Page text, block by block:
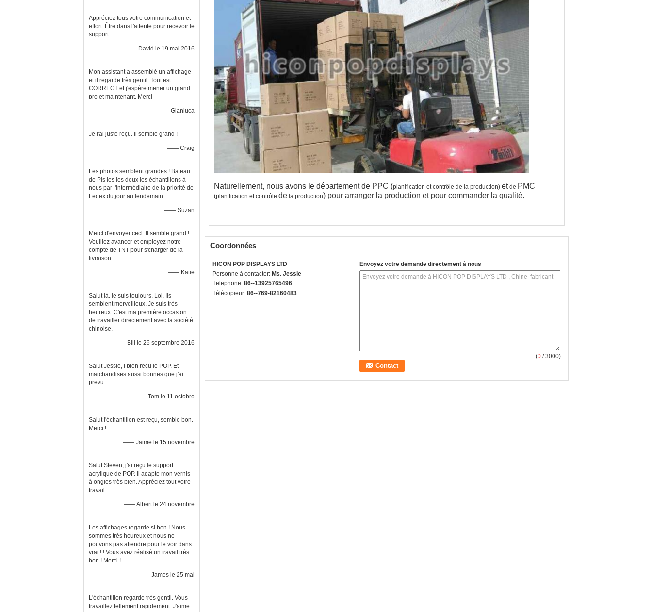
Appréciez tous votre communication et
effort. Être dans l'attente pour recevoir le
support.
—— David le 19 mai 2016
Mon assistant a assemblé un affichage
et il regarde très gentil. Tout est
CORRECT et j'espère mener un grand
projet maintenant. Merci
—— Gianluca
Je l'ai juste reçu. Il semble grand !
—— Craig
Les photos semblent grandes ! Bateau
de Pls les les deux les échantillons à
nous par l'intermédiaire de la priorité de
Fedex du jour au lendemain.
—— Suzan
Merci d'envoyer ceci. Il semble grand !
Veuillez avancer et employez notre
compte de TNT pour s'charger de la
livraison.
—— Katie
Salut là, je suis toujours, Lol. Ils
semblent merveilleux. Je suis très
heureux. C'est ma première occasion
de travailler directement avec la société
chinoise.
—— Bill le 26 septembre 2016
Salut Jessie, I bien reçu le POP. Et
marchandises aussi bonnes que j'ai
prévu.
—— Tom le 11 octobre
Salut l'échantillon est reçu, semble bon.
Merci !
—— Jaime le 15 novembre
Salut Steven, j'ai reçu le support
acrylique de POP. Il adapte mon vernis
à ongles très bien. Appréciez tout votre
travail.
—— Albert le 24 novembre
Les affichages regarde si bon ! Nous
sommes très heureux et nous ne
pouvons pas attendre pour le voir dans
vrai ! ! Vous avez réalisé un travail très
bon ! Merci !
—— James le 25 mai
L'échantillon regarde très gentil. Vous
travaillez tellement rapidement. J'aime
Naturellement, nous avons le département de PPC (planification et contrôle de la production) etde PMC
(planification et contrôle de la production) pour arranger la production et pour commander la qualité.
Coordonnées
HICON POP DISPLAYS LTD
Personne à contacter: Ms. Jessie
Téléphone: 86--13925765496
Télécopieur: 86--769-82160483
Envoyez votre demande directement à nous
(0 / 3000)